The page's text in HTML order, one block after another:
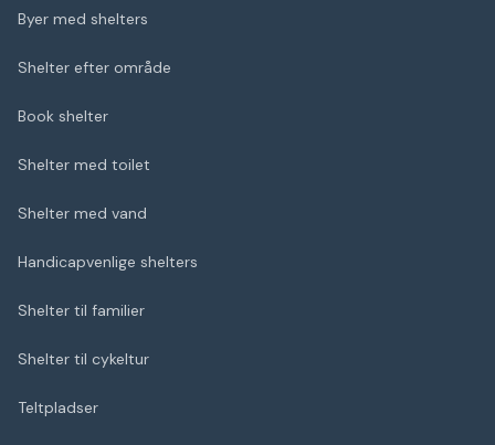
Byer med shelters
Shelter efter område
Book shelter
Shelter med toilet
Shelter med vand
Handicapvenlige shelters
Shelter til familier
Shelter til cykeltur
Teltpladser